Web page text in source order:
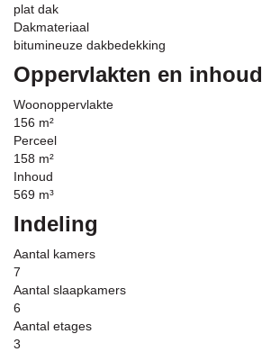
plat dak
Dakmateriaal
bitumineuze dakbedekking
Oppervlakten en inhoud
Woonoppervlakte
156 m²
Perceel
158 m²
Inhoud
569 m³
Indeling
Aantal kamers
7
Aantal slaapkamers
6
Aantal etages
3